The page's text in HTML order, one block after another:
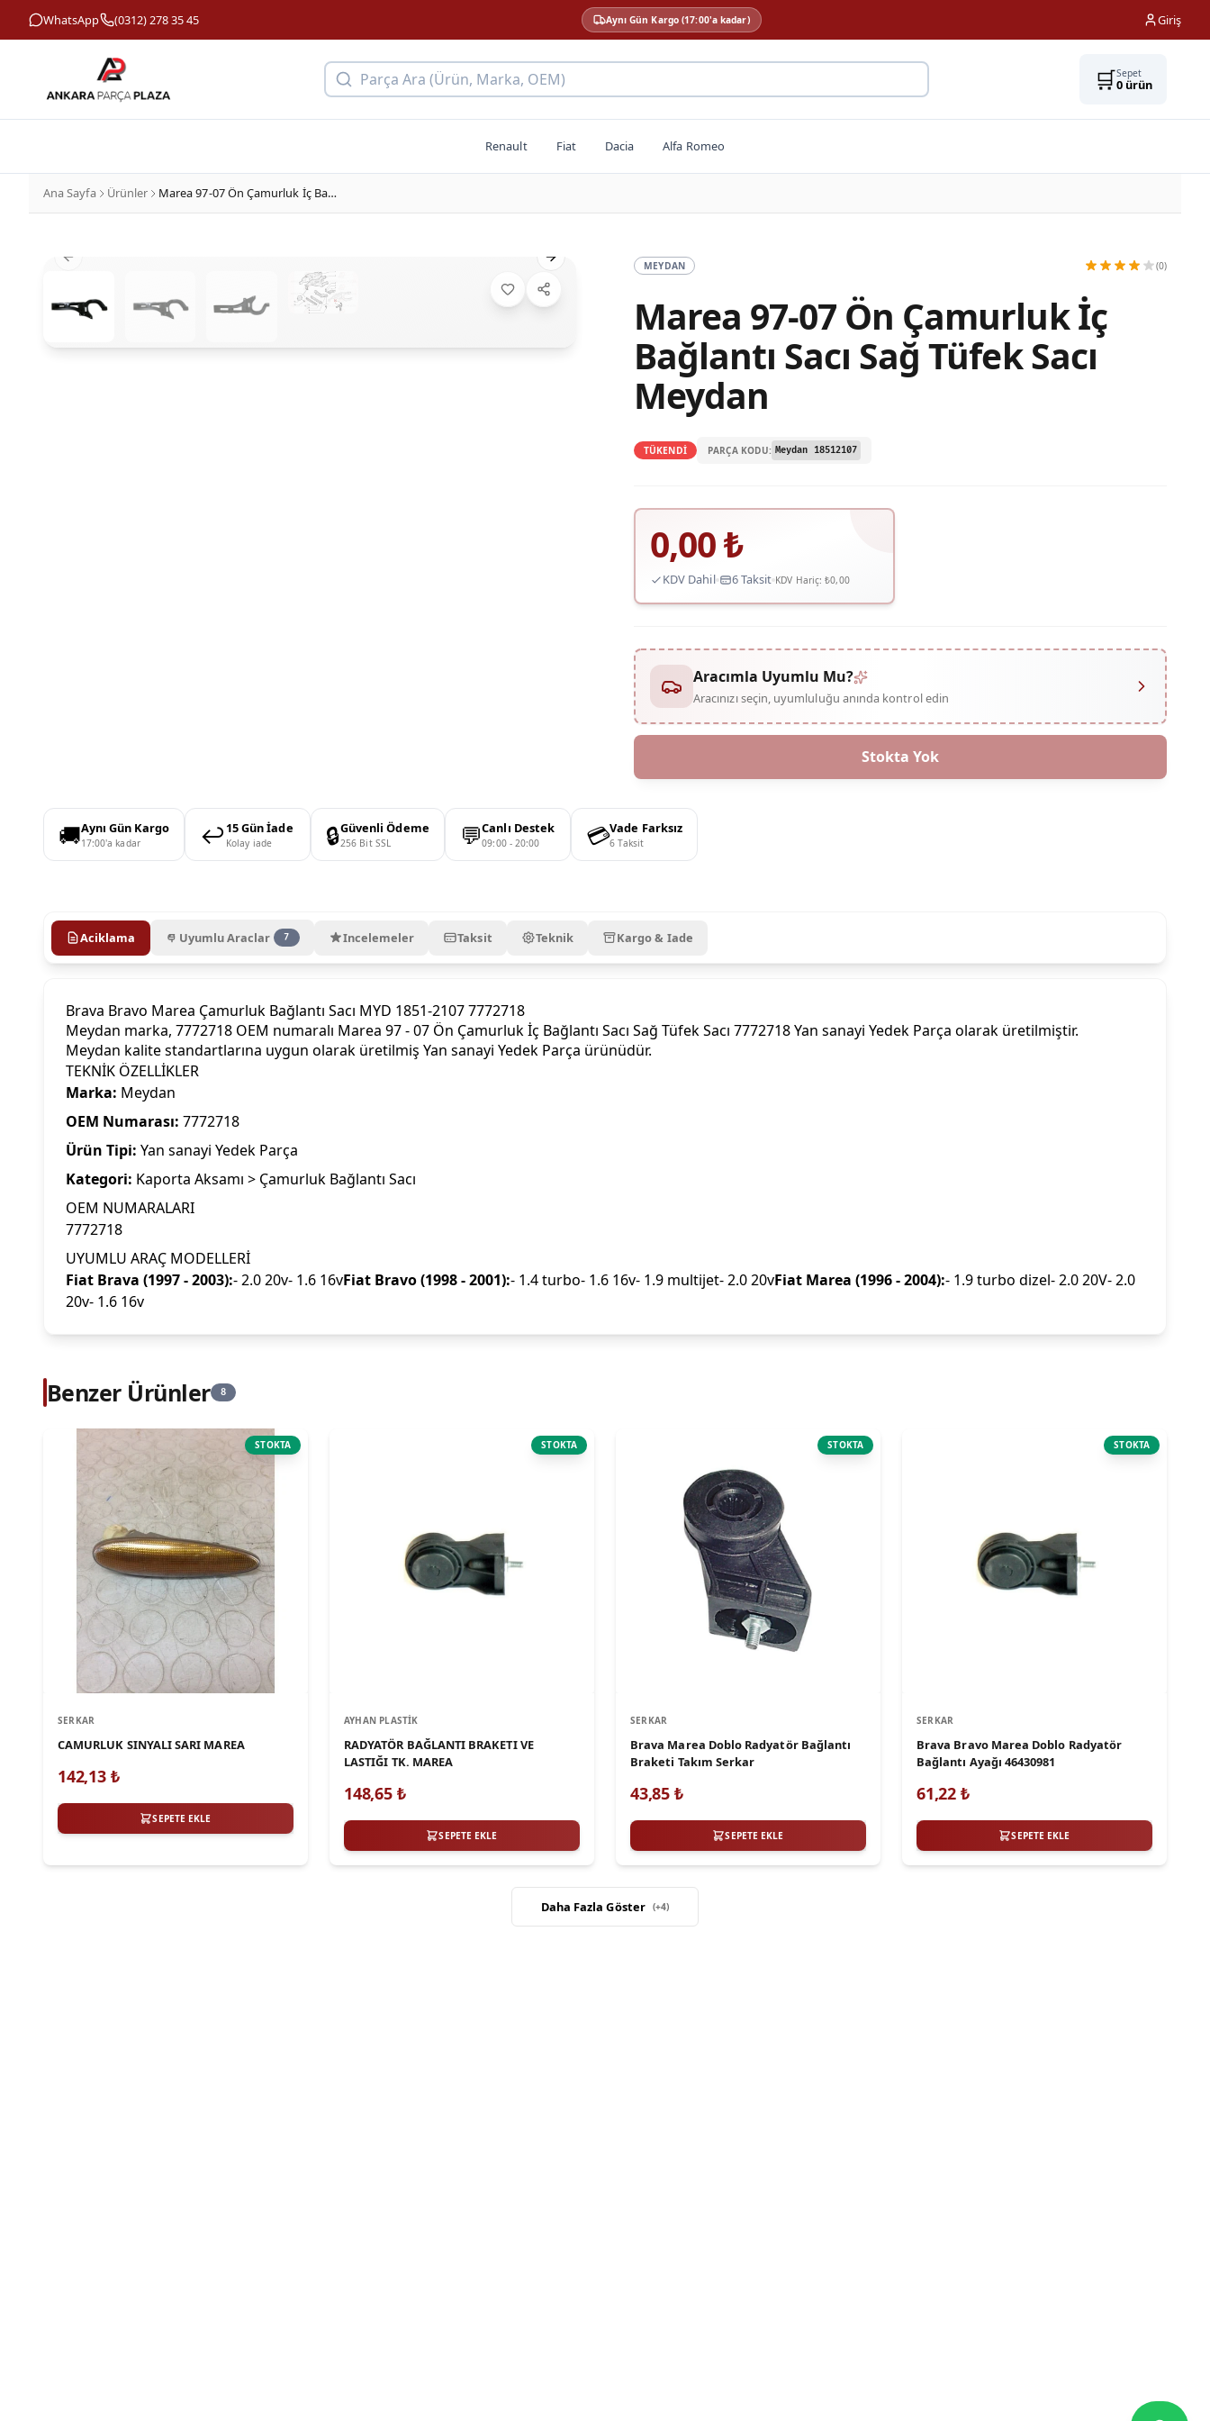
WhatsApp (0312) 278 35 45 Aynı Gün Kargo (17:00'a kadar) Giriş
Parça Ara (Ürün, Marka, OEM) 🛒Sepet
0ürün
Renault Fiat Dacia Alfa Romeo
Ana Sayfa Ürünler Marea 97-07 Ön Çamurluk İç Bağlantı Sacı Sağ Tüfek Sacı Meydan
Previous slide Next slide MEYDAN (0)
Marea 97-07 Ön Çamurluk İç
Bağlantı Sacı Sağ Tüfek Sacı
Meydan
TÜKENDİ PARÇA KODU: Meydan 18512107
0,00₺
KDV Dahil 6 Taksit KDV Hariç:₺0,00
Aracımla Uyumlu Mu?
Aracınızı seçin, uyumluluğu anında kontrol edin
Stokta Yok
🚚Aynı Gün Kargo
17:00'a kadar ↩️ 15 Gün İade
Kolay iade 🔒Güvenli Ödeme
256 Bit SSL 💬Canlı Destek
09:00 - 20:00 💳Vade Farksız
6 Taksit
Aciklama Uyumlu Araclar 7 Incelemeler Taksit Teknik Kargo & Iade
Brava Bravo Marea Çamurluk Bağlantı Sacı MYD 1851-2107 7772718
Meydan marka, 7772718 OEM numaralı Marea 97 - 07 Ön Çamurluk İç Bağlantı Sacı Sağ Tüfek Sacı 7772718 Yan sanayi Yedek Parça olarak üretilmiştir.
Meydan kalite standartlarına uygun olarak üretilmiş Yan sanayi Yedek Parça ürünüdür.
TEKNİK ÖZELLİKLER
Marka: Meydan
OEM Numarası: 7772718
Ürün Tipi: Yan sanayi Yedek Parça
Kategori: Kaporta Aksamı > Çamurluk Bağlantı Sacı
OEM NUMARALARI
7772718
UYUMLU ARAÇ MODELLERİ
Fiat Brava (1997 - 2003):- 2.0 20v- 1.6 16vFiat Bravo (1998 - 2001):- 1.4 turbo- 1.6 16v- 1.9 multijet- 2.0 20vFiat Marea (1996 - 2004):- 1.9 turbo dizel- 2.0 20V- 2.0
20v- 1.6 16v
Benzer Ürünler 8
STOKTA
SERKAR
CAMURLUK SINYALI SARI MAREA
142,13₺
SEPETE EKLE
STOKTA
AYHAN PLASTIK
RADYATÖR BAĞLANTI BRAKETI VE
LASTIĞI TK. MAREA
148,65₺
SEPETE EKLE
STOKTA
SERKAR
Brava Marea Doblo Radyatör Bağlantı
Braketi Takım Serkar
43,85 ₺
SEPETE EKLE
STOKTA
SERKAR
Brava Bravo Marea Doblo Radyatör
Bağlantı Ayağı 46430981
61,22 ₺
SEPETE EKLE
Daha Fazla Göster (+4)